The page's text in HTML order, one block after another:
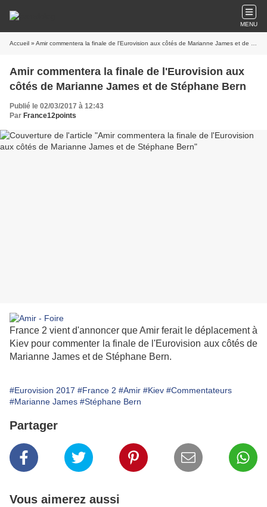
MENU
Accueil » Amir commentera la finale de l'Eurovision aux côtés de Marianne James et de Stéphane Bern
Amir commentera la finale de l'Eurovision aux
côtés de Marianne James et de Stéphane Bern
Publié le 02/03/2017 à 12:43
Par France12points
France 2 vient d'annoncer que Amir ferait le déplacement à
Kiev pour commenter la finale de l'Eurovision aux côtés de
Marianne James et de Stéphane Bern.
#Eurovision 2017 #France 2 #Amir #Kiev #Commentateurs
#Marianne James #Stéphane Bern
Partager
Vous aimerez aussi